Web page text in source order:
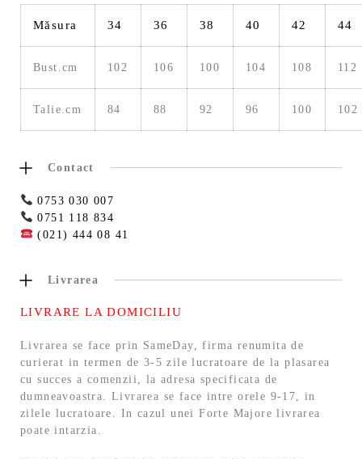
Măsura 34 36 38 40 42 44
Bust.cm 102 106 100 104 108 112
Talie.cm 84 88 92 96 100 102
Contact
0753 030 007
0751 118 834
(021) 444 08 41
Livrarea
LIVRARE LA DOMICILIU
Livrarea se face prin SameDay, firma renumita de
curierat in termen de 3-5 zile lucratoare de la plasarea
cu succes a comenzii, la adresa specificata de
dumneavoastra. Livrarea se face intre orele 9-17, in
zilele lucratoare. In cazul unei Forte Majore livrarea
poate intarzia.